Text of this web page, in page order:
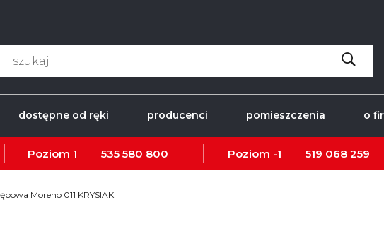
dostępne od ręki producenci pomieszczenia o
Poziom 1 535 580 800 Poziom -1 519 068 259
Moreno 011 KRYSIAK